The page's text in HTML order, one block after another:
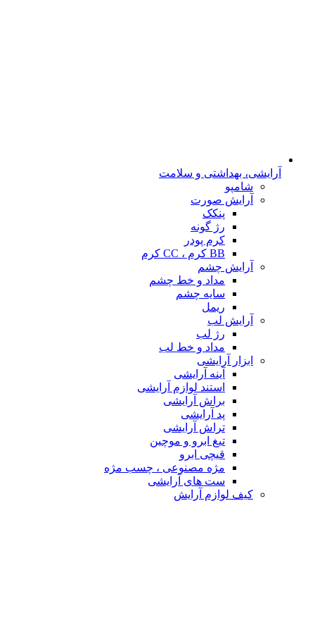
آرایشی، بهداشتی و سلامت
شامپو
آرایش صورت
پنکک
رژ گونه
کرم پودر
BB کرم ، CC کرم
آرایش چشم
مداد و خط چشم
سایه چشم
ریمل
آرایش لب
رژ لب
مداد و خط لب
ابزار آرایشی
آینه آرایشی
استند لوازم آرایشی
براش آرایشی
پد آرایشی
تراش آرایشی
تیغ ابرو و موچین
قیچی ابرو
مژه مصنوعی ، چسب مژه
ست های آرایشی
کیف لوازم آرایش